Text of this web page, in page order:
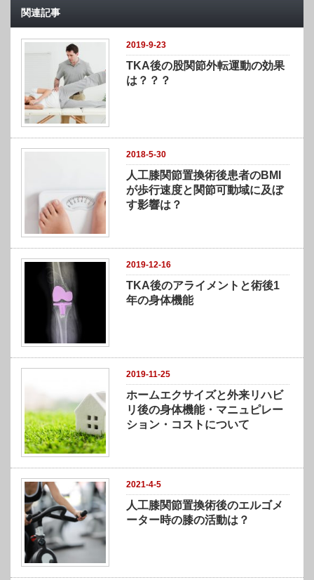
関連記事
2019-9-23
TKA後の股関節外転運動の効果
は？？？
2018-5-30
人工膝関節置換術後患者のBMI
が歩行速度と関節可動域に及ぼ
す影響は？
2019-12-16
TKA後のアライメントと術後1
年の身体機能
2019-11-25
ホームエクサイズと外来リハビ
リ後の身体機能・マニュピレー
ション・コストについて
2021-4-5
人工膝関節置換術後のエルゴメ
ーター時の膝の活動は？